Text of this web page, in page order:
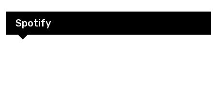
Spotify